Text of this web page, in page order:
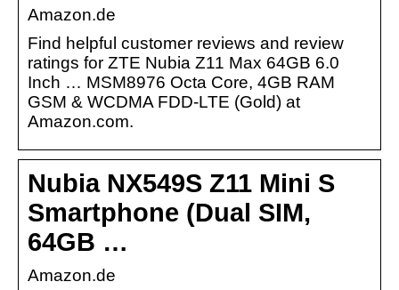
Amazon.de
Find helpful customer reviews and review
ratings for ZTE Nubia Z11 Max 64GB 6.0
Inch … MSM8976 Octa Core, 4GB RAM
GSM & WCDMA FDD-LTE (Gold) at
Amazon.com.
Nubia NX549S Z11 Mini S
Smartphone (Dual SIM,
64GB …
Amazon.de